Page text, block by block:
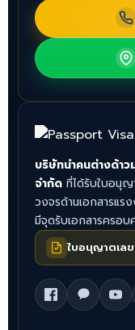
บริษัทนำคนต่างด้าว
จำกัด ที่ได้รับใบอนุญ
วงจรด้านเอกสารแร
มีจุดรับเอกสารครอบ
ใบอนุญาตเล